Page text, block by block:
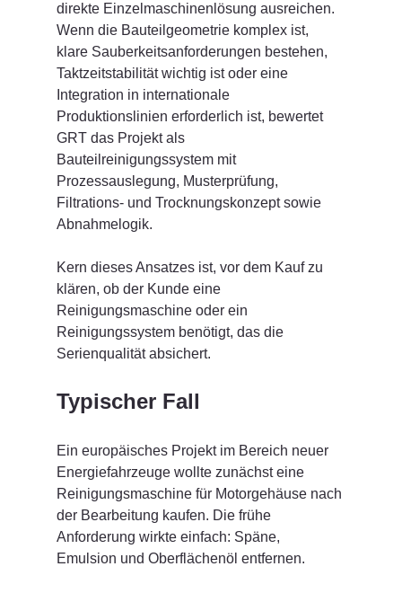
direkte Einzelmaschinenlösung ausreichen.
Wenn die Bauteilgeometrie komplex ist,
klare Sauberkeitsanforderungen bestehen,
Taktzeitstabilität wichtig ist oder eine
Integration in internationale
Produktionslinien erforderlich ist, bewertet
GRT das Projekt als
Bauteilreinigungssystem mit
Prozessauslegung, Musterprüfung,
Filtrations- und Trocknungskonzept sowie
Abnahmelogik.
Kern dieses Ansatzes ist, vor dem Kauf zu
klären, ob der Kunde eine
Reinigungsmaschine oder ein
Reinigungssystem benötigt, das die
Serienqualität absichert.
Typischer Fall
Ein europäisches Projekt im Bereich neuer
Energiefahrzeuge wollte zunächst eine
Reinigungsmaschine für Motorgehäuse nach
der Bearbeitung kaufen. Die frühe
Anforderung wirkte einfach: Späne,
Emulsion und Oberflächenöl entfernen.